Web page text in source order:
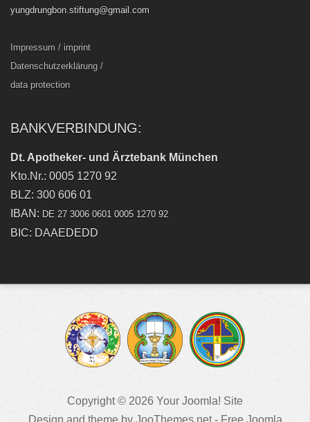
yungdrungbon.stiftung@gmail.com
Impressum / imprint
Datenschutzerklärung /
data protection
BANKVERBINDUNG:
Dt. Apotheker- und Ärztebank München
Kto.Nr.: 0005 1270 92
BLZ: 300 606 01
IBAN: DE 27 3006 0601 0005 1270 92
BIC: DAAEDEDD
Copyright © 2026 Your Joomla! Site
Design and theme by JooThemes.net - Free Joomla